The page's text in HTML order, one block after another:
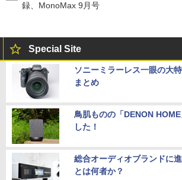
録、MonoMax 9月号
Special Site
ソニーミラーレス一眼の大
まとめ
鳥肌ものの「DENON
した！
総合オーディオブランドに
とは何者か？